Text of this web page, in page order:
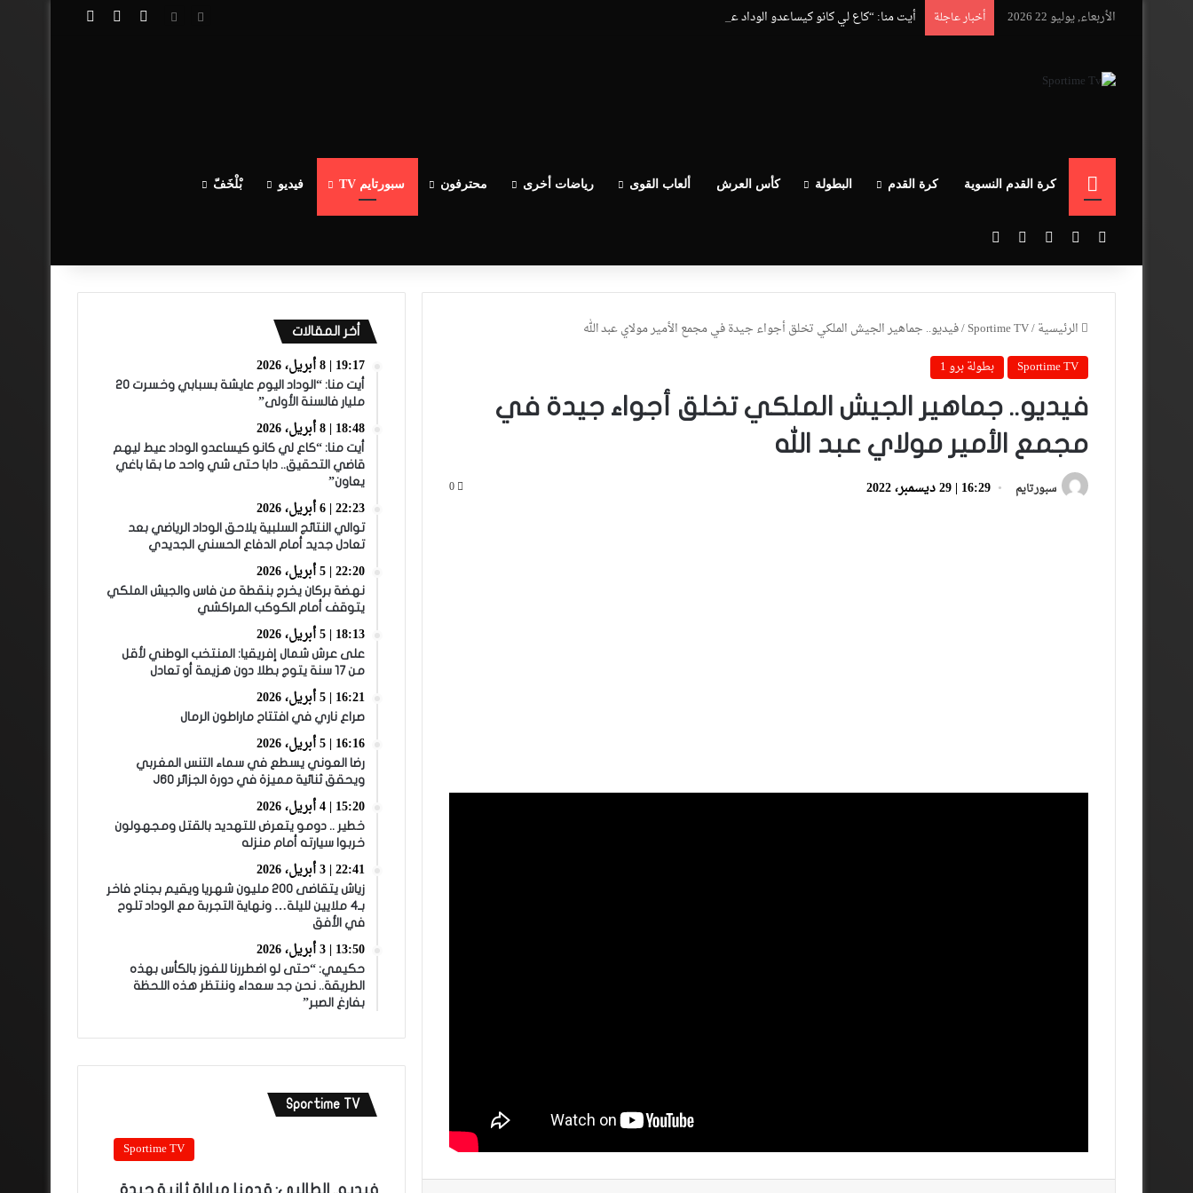
الأربعاء, يوليو 22 2026 أخبار عاجلة أيت منا: “كاع لي كانو كيساعدو الوداد عيط ليهم قاضي التحقيق.. دابا حتى شي واحد ما بقا باغي يعاون” تسجيل الدخول
مقال عشوائي
الرئيسيةكرة القدم النسوية كرة القدم البطولة كأس العرش ألعاب القوى رياضات أخرى محترفون سبورتايم TV فيديو بْلْخَفّ
فيسبوك ‫YouTubeانستقرام
الرئيسية/
Sportime TV
/فيديو.. جماهير الجيش الملكي تخلق أجواء جيدة في مجمع الأمير مولاي عبد الله
Sportime TV
بطولة برو 1
فيديو.. جماهير الجيش الملكي تخلق أجواء جيدة في
مجمع الأمير مولاي عبد الله
سبورتايم 16:29 | 29 ديسمبر، 2022 0
داخله
الوطني وسعيد بهاد الفوز في أول ظهور
أخر المقالات
19:17 | 8 أبريل، 2026
أيت منا: “الوداد اليوم عايشة بسبابي وخسرت 20
مليار فالسنة الأولى”
18:48 | 8 أبريل، 2026
أيت منا: “كاع لي كانو كيساعدو الوداد عيط ليهم
قاضي التحقيق.. دابا حتى شي واحد ما بقا باغي
يعاون”
22:23 | 6 أبريل، 2026
توالي النتائج السلبية يلاحق الوداد الرياضي بعد
تعادل جديد أمام الدفاع الحسني الجديدي
22:20 | 5 أبريل، 2026
نهضة بركان يخرج بنقطة من فاس والجيش الملكي
يتوقف أمام الكوكب المراكشي
18:13 | 5 أبريل، 2026
على عرش شمال إفريقيا: المنتخب الوطني لأقل
من 17 سنة يتوج بطلا دون هزيمة أو تعادل
16:21 | 5 أبريل، 2026
صراع ناري في افتتاح ماراطون الرمال
16:16 | 5 أبريل، 2026
رضا العوني يسطع في سماء التنس المغربي
ويحقق ثنائية مميزة في دورة الجزائر J60
15:20 | 4 أبريل، 2026
خطير .. دومو يتعرض للتهديد بالقتل ومجهولون
خربوا سيارته أمام منزله
22:41 | 3 أبريل، 2026
زياش يتقاضى 200 مليون شهريا ويقيم بجناح فاخر
بـ4 ملايين لليلة… ونهاية التجربة مع الوداد تلوح
في الأفق
13:50 | 3 أبريل، 2026
حكيمي: “حتى لو اضطررنا للفوز بالكأس بهذه
الطريقة.. نحن جد سعداء وننتظر هذه اللحظة
بفارغ الصبر”
Sportime TV
Sportime TV